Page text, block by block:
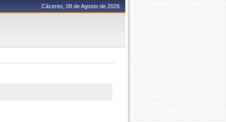
Cáceres, 08 de Agosto de 2026